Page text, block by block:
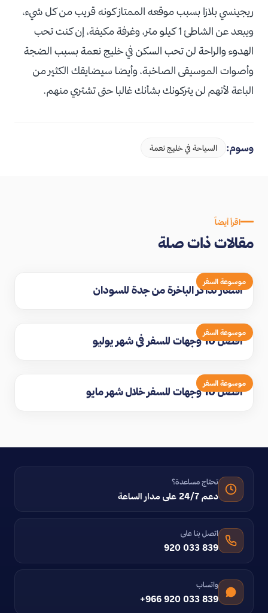
ريجينسي بلازا بسبب موقعه الممتاز كونه قريب من كل شيء،
ويبعد عن الشاطئ 1 كيلو متر، وغرفة مكيفة، إن كنت تحب
الهدوء والراحة لن تحب السكن في خليج نعمة بسبب الضجة
وأصوات الموسيقى الصاخبة، وأيضا سيضايقك الكثير من
الباعة لأنهم لن يتركونك بشأنك غالبا حتى تشتري منهم.
وسوم: السياحة في خليج نعمة
اقرأ أيضاً
مقالات ذات صلة
موسوعة السفر
اسعار تذاكر الباخرة من جدة للسودان
موسوعة السفر
افضل 10 وجهات للسفر في شهر يوليو
موسوعة السفر
افضل 10 وجهات للسفر خلال شهر مايو
تحتاج مساعدة؟
دعم 24/7 على مدار الساعة
اتصل بنا على
920 033 839
واتساب
+966 920 033 839